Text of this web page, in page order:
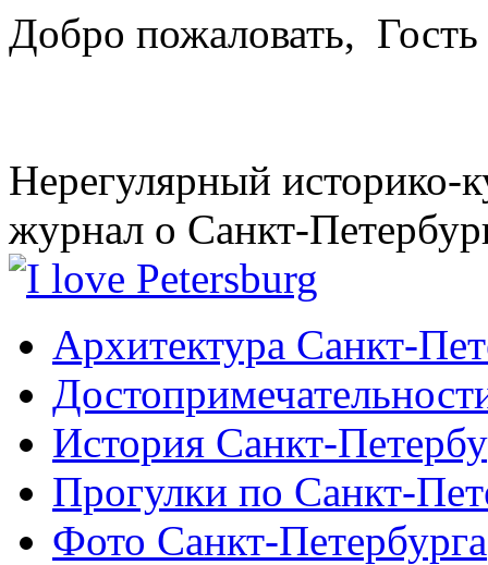
Добро пожаловать, Гость
Нерегулярный историко-
журнал о Санкт-
Архитектура Санкт-
История Санкт-
Прогулки по Санкт-
Фото Санкт-Петербурга